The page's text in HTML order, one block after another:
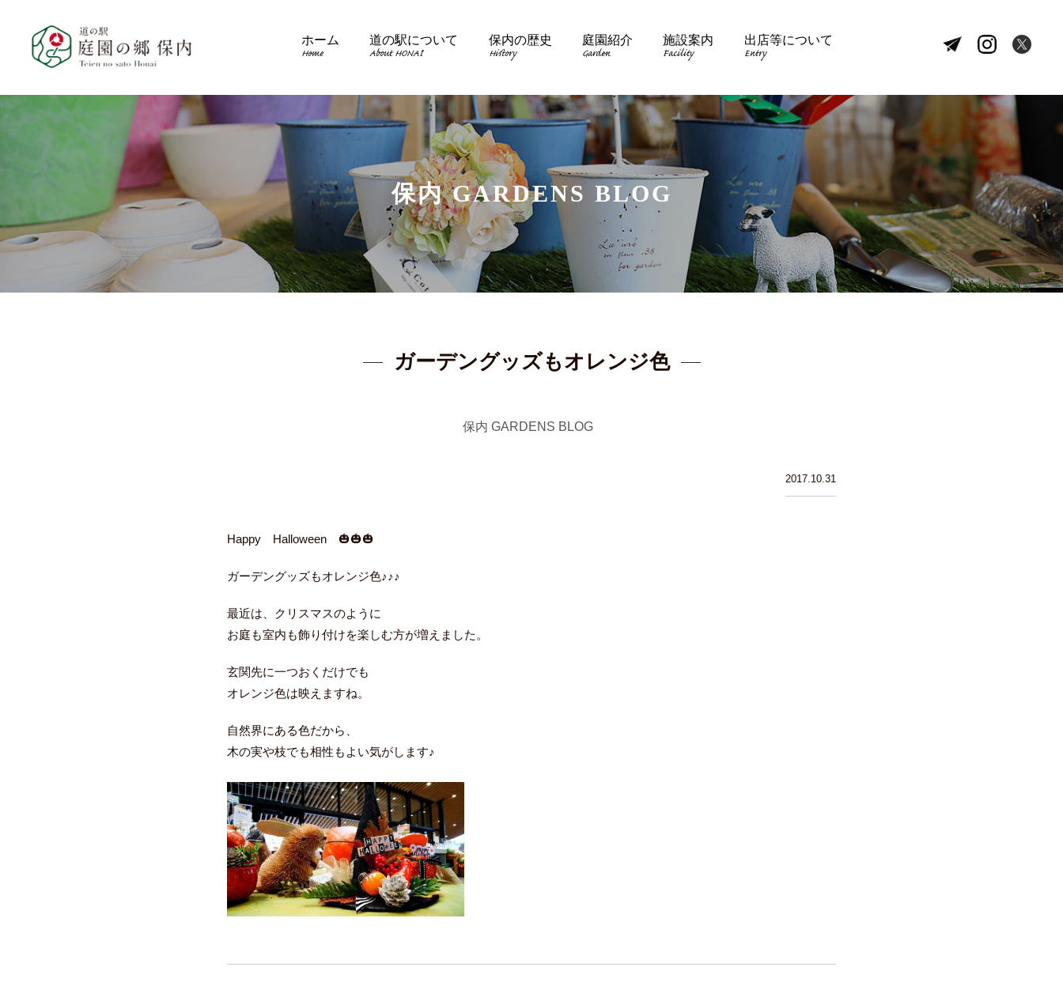
ホーム
Home
道の駅について
About HONAI
保内の歴史
History
庭園紹介
Garden
施設案内
Facility
出店等について
Entry
保内 GARDENS BLOG
ガーデングッズもオレンジ色
保内 GARDENS BLOG
2017.10.31
Happy Halloween 🎃🎃🎃
ガーデングッズもオレンジ色♪♪♪
最近は、クリスマスのように
お庭も室内も飾り付けを楽しむ方が増えました。
玄関先に一つおくだけでも
オレンジ色は映えますね。
自然界にある色だから、
木の実や枝でも相性もよい気がします♪